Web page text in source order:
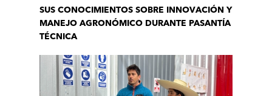
SUS CONOCIMIENTOS SOBRE INNOVACIÓN Y
MANEJO AGRONÓMICO DURANTE PASANTÍA
TÉCNICA